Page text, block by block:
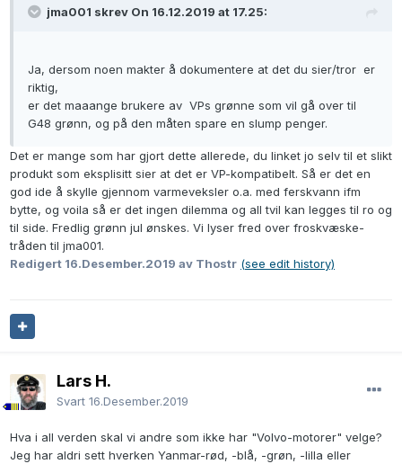
jma001 skrev On 16.12.2019 at 17.25:
Ja, dersom noen makter å dokumentere at det du sier/tror er
riktig,
er det maaange brukere av VPs grønne som vil gå over til
G48 grønn, og på den måten spare en slump penger.
Det er mange som har gjort dette allerede, du linket jo selv til et slikt
produkt som eksplisitt sier at det er VP-kompatibelt. Så er det en
god ide å skylle gjennom varmeveksler o.a. med ferskvann ifm
bytte, og voila så er det ingen dilemma og all tvil kan legges til ro og
til side. Fredlig grønn jul ønskes. Vi lyser fred over froskvæske-
tråden til jma001.
Redigert 16.Desember.2019 av Thostr (see edit history)
Lars H.
Svart 16.Desember.2019
Hva i all verden skal vi andre som ikke har "Volvo-motorer" velge?
Jeg har aldri sett hverken Yanmar-rød, -blå, -grøn, -lilla eller